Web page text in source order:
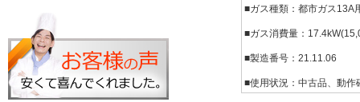
■ガス種類：都市ガス13A
■ガス消費量：
■製造番号：21.11.06
■使用状況：中古品